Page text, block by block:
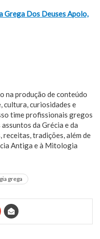
Grega Dos Deuses Apolo,
na produção de conteúdo
cultura, curiosidades e
time profissionais gregos
da Grécia e da
receitas, tradições, além de
Antiga e à Mitologia
grega